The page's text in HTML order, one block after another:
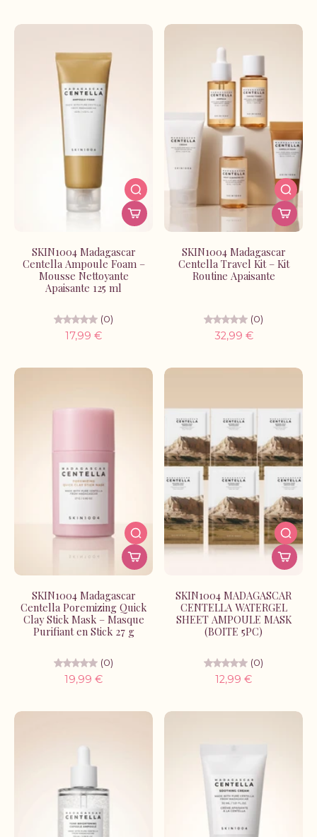
SKIN1004 Madagascar
Centella Ampoule Foam –
Mousse Nettoyante
Apaisante 125 ml
(0)
17,99 €
SKIN1004 Madagascar
Centella Travel Kit – Kit
Routine Apaisante
(0)
32,99 €
SKIN1004 Madagascar
Centella Poremizing Quick
Clay Stick Mask – Masque
Purifiant en Stick 27 g
(0)
19,99 €
SKIN1004 MADAGASCAR
CENTELLA WATERGEL
SHEET AMPOULE MASK
(BOITE 5PC)
(0)
12,99 €